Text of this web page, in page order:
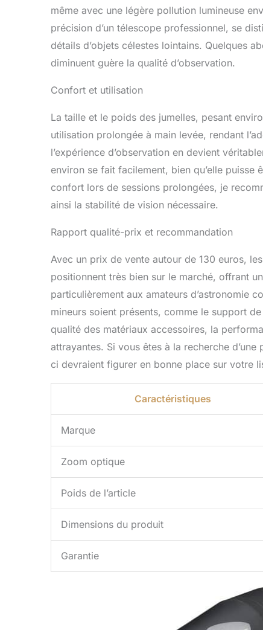
même avec une légère pollution lumineuse
précision d’un télescope professionnel, se
détails d’objets célestes lointains. Quelques
diminuent guère la qualité d’observation.
Confort et utilisation
La taille et le poids des jumelles, pesant
utilisation prolongée à main levée, rendant
l’expérience d’observation en devient
environ se fait facilement, bien qu’elle
confort lors de sessions prolongées, je
ainsi la stabilité de vision nécessaire.
Rapport qualité-prix et recommandation
Avec un prix de vente autour de 130 euros,
positionnent très bien sur le marché, offrant
particulièrement aux amateurs d’astronomie
mineurs soient présents, comme le support
qualité des matériaux accessoires, la
attrayantes. Si vous êtes à la recherche
ci devraient figurer en bonne place sur votre
Caractéristiques
Marque
Zoom optique
Poids de l’article
Dimensions du produit
Garantie